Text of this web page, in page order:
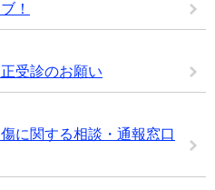
！
受診のお願い
に関する相談・通報窓口